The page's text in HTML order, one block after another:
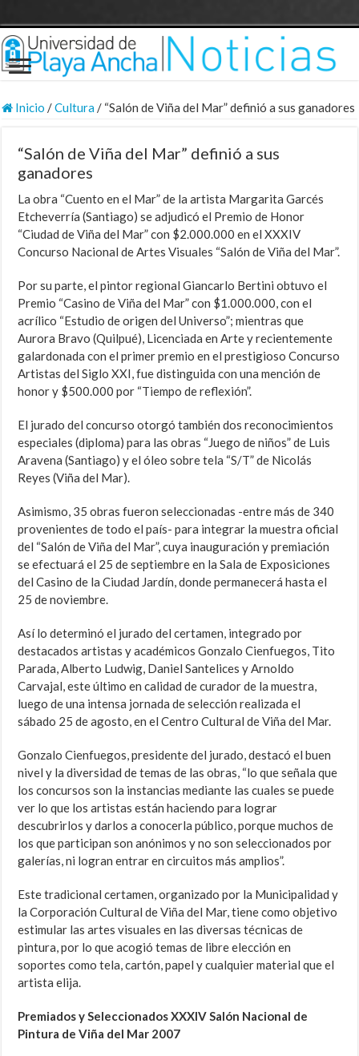
Inicio /Cultura/ “Salón de Viña del Mar” definió a sus ganadores
“Salón de Viña del Mar” definió a sus
ganadores
La obra “Cuento en el Mar” de la artista Margarita Garcés
Etcheverría (Santiago) se adjudicó el Premio de Honor
“Ciudad de Viña del Mar” con $2.000.000 en el XXXIV
Concurso Nacional de Artes Visuales “Salón de Viña del Mar”.
Por su parte, el pintor regional Giancarlo Bertini obtuvo el
Premio “Casino de Viña del Mar” con $1.000.000, con el
acrílico “Estudio de origen del Universo”; mientras que
Aurora Bravo (Quilpué), Licenciada en Arte y recientemente
galardonada con el primer premio en el prestigioso Concurso
Artistas del Siglo XXI, fue distinguida con una mención de
honor y $500.000 por “Tiempo de reflexión”.
El jurado del concurso otorgó también dos reconocimientos
especiales (diploma) para las obras “Juego de niños” de Luis
Aravena (Santiago) y el óleo sobre tela “S/T” de Nicolás
Reyes (Viña del Mar).
Asimismo, 35 obras fueron seleccionadas -entre más de 340
provenientes de todo el país- para integrar la muestra oficial
del “Salón de Viña del Mar”, cuya inauguración y premiación
se efectuará el 25 de septiembre en la Sala de Exposiciones
del Casino de la Ciudad Jardín, donde permanecerá hasta el
25 de noviembre.
Así lo determinó el jurado del certamen, integrado por
destacados artistas y académicos Gonzalo Cienfuegos, Tito
Parada, Alberto Ludwig, Daniel Santelices y Arnoldo
Carvajal, este último en calidad de curador de la muestra,
luego de una intensa jornada de selección realizada el
sábado 25 de agosto, en el Centro Cultural de Viña del Mar.
Gonzalo Cienfuegos, presidente del jurado, destacó el buen
nivel y la diversidad de temas de las obras, “lo que señala que
los concursos son la instancias mediante las cuales se puede
ver lo que los artistas están haciendo para lograr
descubrirlos y darlos a conocerla público, porque muchos de
los que participan son anónimos y no son seleccionados por
galerías, ni logran entrar en circuitos más amplios”.
Este tradicional certamen, organizado por la Municipalidad y
la Corporación Cultural de Viña del Mar, tiene como objetivo
estimular las artes visuales en las diversas técnicas de
pintura, por lo que acogió temas de libre elección en
soportes como tela, cartón, papel y cualquier material que el
artista elija.
Premiados y Seleccionados XXXIV Salón Nacional de
Pintura de Viña del Mar 2007